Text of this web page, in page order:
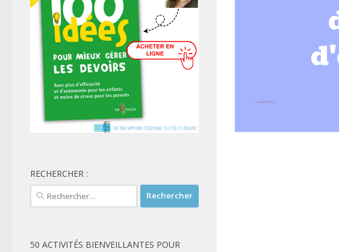
RECHERCHER :
Rechercher :
50 ACTIVITÉS BIENVEILLANTES POUR